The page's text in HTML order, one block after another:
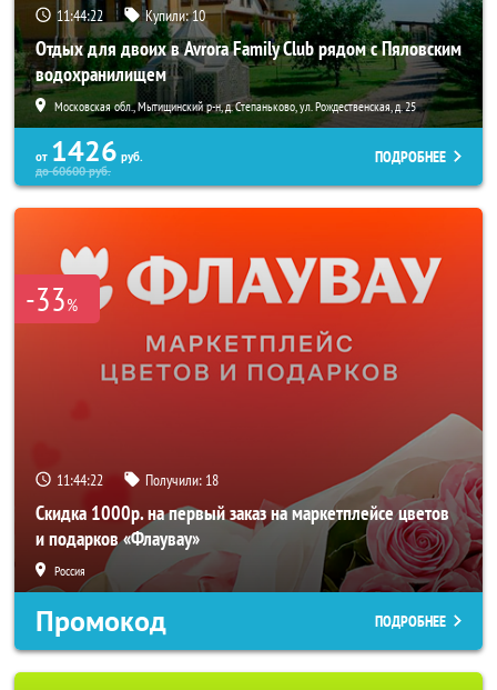
11:44:20 Купили:10
Отдых для двоих в Avrora Family Club рядом с Пяловским
водохранилищем
Московская обл., Мытищинский р-н, д. Степаньково, ул. Рождественская, д. 25
от 1426 руб.
до60600руб.
ПОДРОБНЕЕ
-33%
11:44:20 Получили: 18
Скидка 1000р. на первый заказ на маркетплейсе цветов
и подарков «Флаувау»
Россия
Промокод ПОДРОБНЕЕ